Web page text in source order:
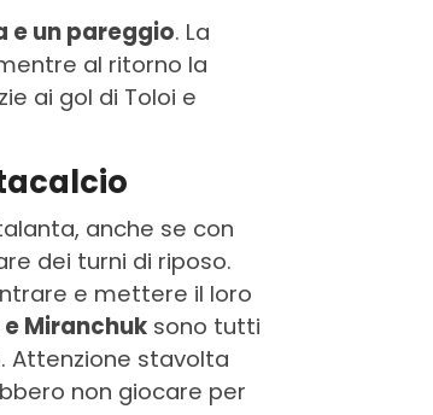
e un pareggio. La
al ritorno la
ai gol di Toloi e
anche se con
dei turni di riposo.
e mettere il loro
Miranchuk sono tutti
Attenzione stavolta
non giocare per